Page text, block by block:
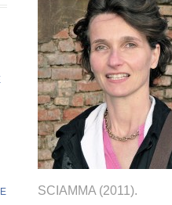
SCIAMMA (2011).